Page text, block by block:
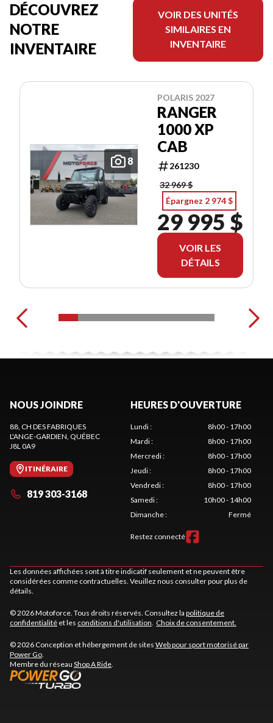
DÉCOUVREZ
NOTRE
INVENTAIRE
VOIR DES UNITÉS
SIMILAIRES EN
INVENTAIRE
8
POLARIS 2027
RANGER
1000 XP
CAB
261230
32 969 $
Épargnez 2 974 $
29 995 $
VOIR LES
DÉTAILS
NOUS JOINDRE
88, CH DES FABRIQUES
L'ANGE-GARDIEN, QUÉBEC
J8L 0A9
ITINÉRAIRE
819 303-3168
HEURES D'OUVERTURE
Lundi:
8h00 - 17h00
Mardi:
8h00 - 17h00
Mercredi:
8h00 - 17h00
Jeudi:
8h00 - 17h00
Vendredi:
8h00 - 17h00
Samedi:
10h00 - 14h00
Dimanche: Fermé
Restez connecté
Les données affichées sont à titre indicatif seulement et ne peuvent être
considérées comme contractuelles. Veuillez nous consulter pour plus de
détails.
© 2026 Motoforce. Tous droits réservés. Consultez la politique de
confidentialité et les conditions d'utilisation. Choix de consentement.
© 2026 Conception et hébergement de sites Web pour sport motorisé par
Power Go.
Membre du réseau Shop A Ride.